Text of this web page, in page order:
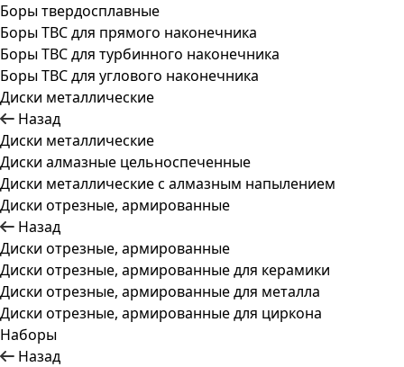
Боры твердосплавные
Боры ТВС для прямого наконечника
Боры ТВС для турбинного наконечника
Боры ТВС для углового наконечника
Диски металлические
Назад
Диски металлические
Диски алмазные цельноспеченные
Диски металлические с алмазным напылением
Диски отрезные, армированные
Назад
Диски отрезные, армированные
Диски отрезные, армированные для керамики
Диски отрезные, армированные для металла
Диски отрезные, армированные для циркона
Наборы
Назад